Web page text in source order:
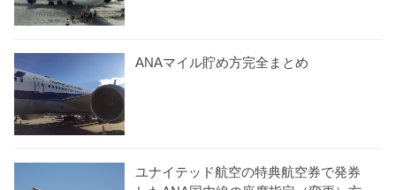
ANAマイル貯め方完全まとめ
ユナイテッド航空の特典航空券で発券